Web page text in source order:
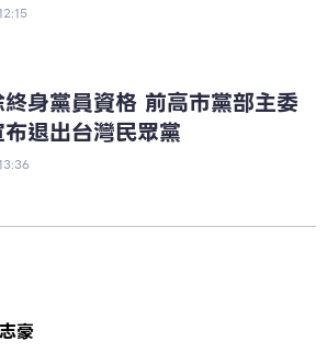
身黨員資格 前高市黨部主委
退出台灣民眾黨
豪